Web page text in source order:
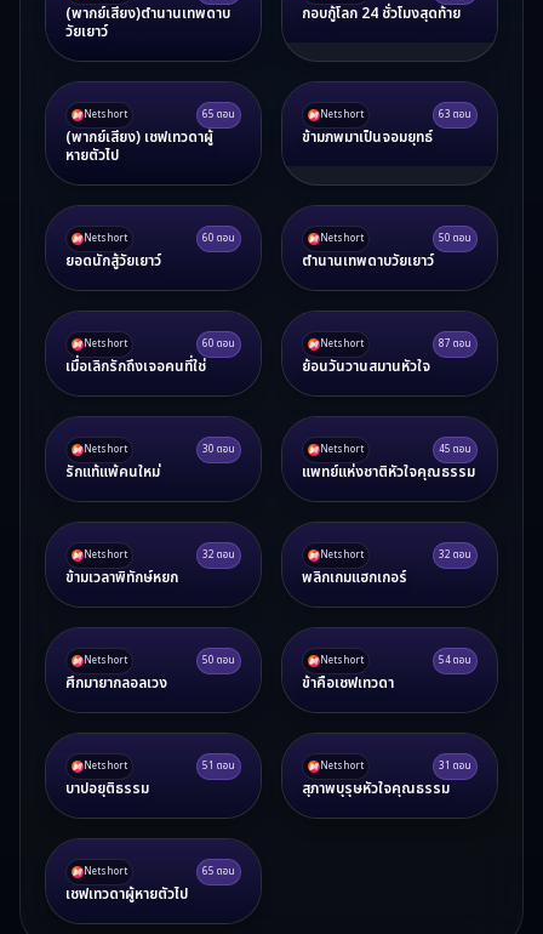
(พากย์เสียง)ตำนานเทพดาบ
วัยเยาว์
กอบกู้โลก 24 ชั่วโมงสุดท้าย
Netshort 65 ตอน
(พากย์เสียง) เชฟเทวดาผู้
หายตัวไป
Netshort 63 ตอน
ข้ามภพมาเป็นจอมยุทธ์
Netshort 60 ตอน
ยอดนักสู้วัยเยาว์
Netshort 50 ตอน
ตำนานเทพดาบวัยเยาว์
Netshort 60 ตอน
เมื่อเลิกรักถึงเจอคนที่ใช่
Netshort 87 ตอน
ย้อนวันวานสมานหัวใจ
Netshort 30 ตอน
รักแท้แพ้คนใหม่
Netshort 45 ตอน
แพทย์แห่งชาติหัวใจคุณธรรม
Netshort 32 ตอน
ข้ามเวลาพิทักษ์หยก
Netshort 32 ตอน
พลิกเกมแฮกเกอร์
Netshort 50 ตอน
ศึกมายากลอลเวง
Netshort 54ตอน
ข้าคือเชฟเทวดา
Netshort 51 ตอน
บาปอยุติธรรม
Netshort 31 ตอน
สุภาพบุรุษหัวใจคุณธรรม
Netshort 65 ตอน
เชฟเทวดาผู้หายตัวไป